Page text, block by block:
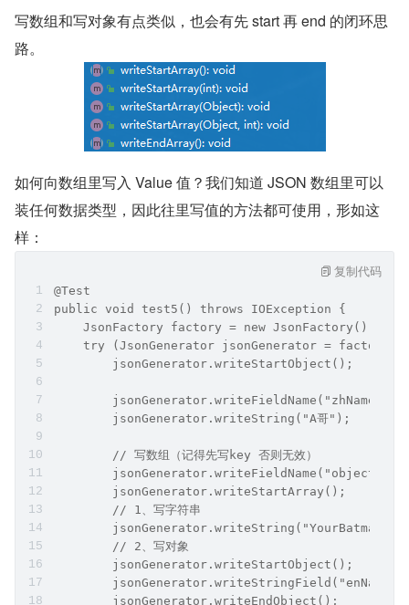
运行程序，输出：
{"zhName":"A哥
对象属于一个比较特殊的 value 值类型，可以实现各
种嵌套。也就是我们平时所说的 JSON 套 JSON
数组
写数组和写对象有点类似，也会有先 start 再 end 的闭环思
路。
如何向数组里写入 Value 值？我们知道 JSON 数组里可以
装任何数据类型，因此往里写值的方法都可使用，形如这
样：
复制代码